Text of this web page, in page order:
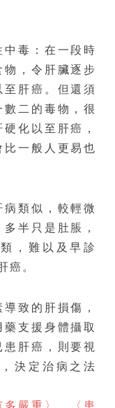
中毒：在一段時
，令肝臟逐步
至肝癌。但還須
二的毒物，很
化以至肝癌，
一般人更易也
類似，較輕微
半只是肚脹，
，難以及早診
癌。
致的肝損傷，
支援身體攝取
肝癌，則要視
決定治病之法